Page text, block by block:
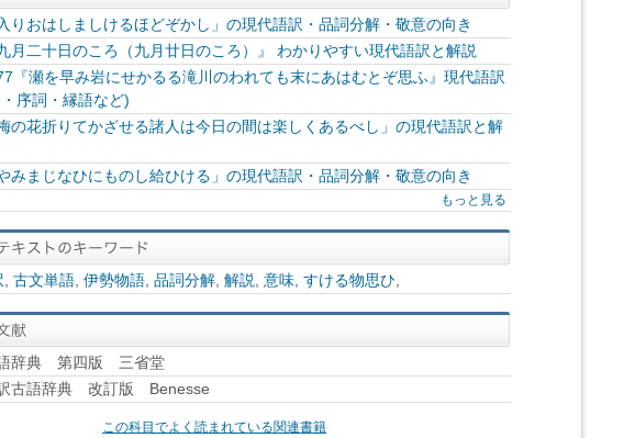
りおはしましけるほどぞかし」の現代語訳・品詞分解・敬意の向き
月二十日のころ（九月廿日のころ）』 わかりやすい現代語訳と解説
『瀬を早み岩にせかるる滝川のわれても末にあはむとぞ思ふ』現代語訳
序詞・縁語など)
の花折りてかざせる諸人は今日の間は楽しくあるべし」の現代語訳と解
みまじなひにものし給ひける」の現代語訳・品詞分解・敬意の向き
もっと見る
古文単語 伊勢物語 品詞分解 解説 意味 すける物思ひ
辞典 第四版 三省堂
古語辞典 改訂版 Benesse
この科目でよく読まれている関連書籍